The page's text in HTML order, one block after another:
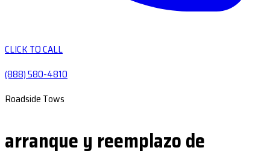
CLICK TO CALL
(888) 580-4810
Roadside Tows
arranque y reemplazo de